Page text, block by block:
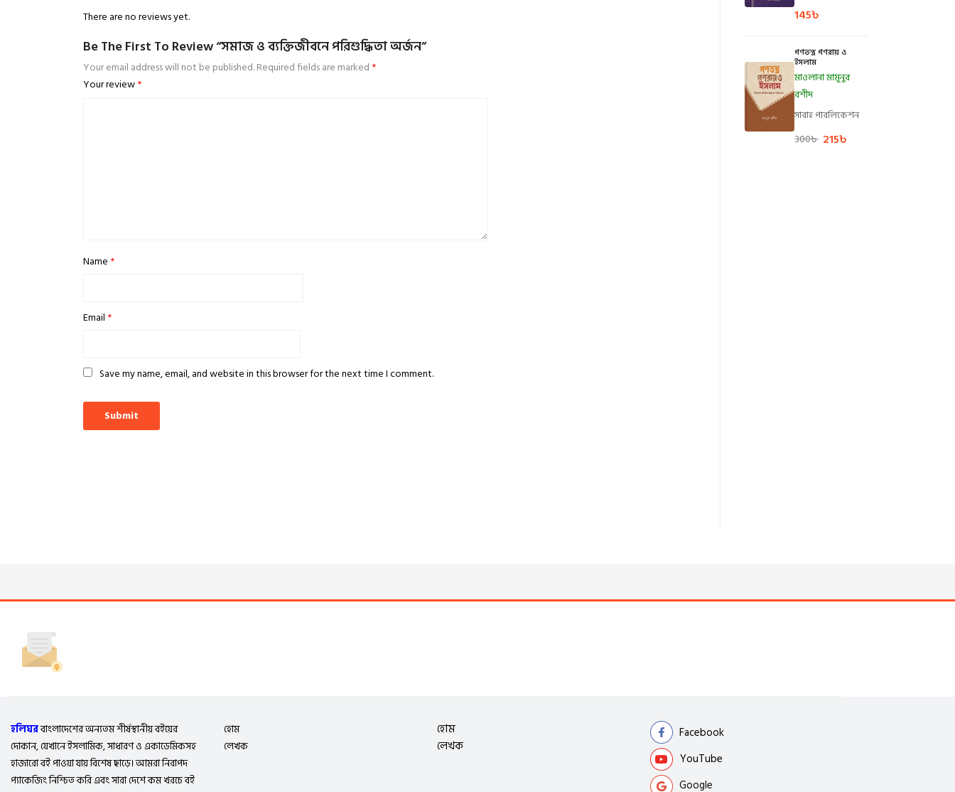
145৳
গণতন্ত্র গণরায় ও
ইসলাম
মাওলানা মামূনুর
রশীদ
সাবাহ পাবলিকেশন
300৳ 215৳
There are no reviews yet.
Be The First To Review “সমাজ ও ব্যক্তিজীবনে পরিশুদ্ধিতা অর্জন”
Your email address will not be published.Required fields are marked *
Your review*
Name *
Email *
Save my name, email, and website in this browser for the next time I comment.
হলিঘরবাংলাদেশের অন্যতম শীর্ষস্থানীয় বইয়ের
দোকান, যেখানে ইসলামিক, সাধারণ ও একাডেমিকসহ
হাজারো বই পাওয়া যায় বিশেষ ছাড়ে। আমরা নিরাপদ
প্যাকেজিং নিশ্চিত করি এবং সারা দেশে কম খরচে বই
হোম
লেখক
হোম
লেখক
Facebook
YouTube
Google